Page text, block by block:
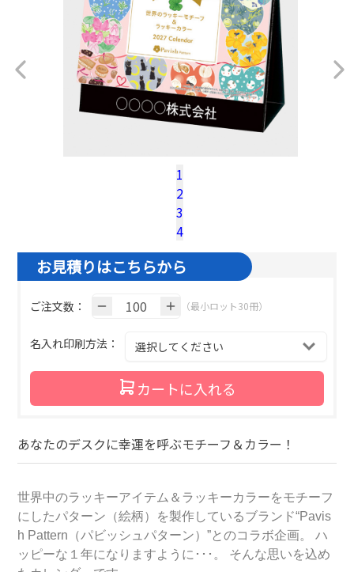
1
2
3
4
税込100冊参考単価：
名入れ基本色１色の場合の単価です。
お見積りはこちらから
ご注文数： （最小ロット30冊）
名入れ印刷方法：
カートに入れる
あなたのデスクに幸運を呼ぶモチーフ＆カラー！
世界中のラッキーアイテム＆ラッキーカラーをモチーフ
にしたパターン（絵柄）を製作しているブランド“Pavis
h Pattern（パビッシュパターン）”とのコラボ企画。 ハ
ッピーな１年になりますように･･･。 そんな思いを込め